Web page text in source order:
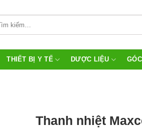
THIẾT BỊ Y TẾ DƯỢC LIỆU
Thanh nhiệt